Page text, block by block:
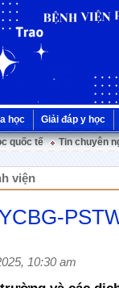
học
Giải đáp y học
quốc tế
Tin chuyên
viện
10:30 am